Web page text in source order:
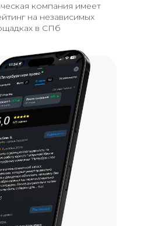
компания имеет
на независимых
в СПб